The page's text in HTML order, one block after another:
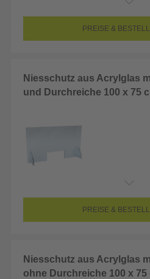
PREISE &
Niesschutz aus Acrylglas
und Durchreiche 100 x 75
PREISE &
Niesschutz aus Acrylglas
ohne Durchreiche 100 x